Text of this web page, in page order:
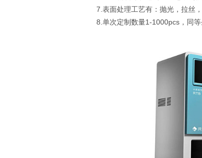
7.表面处理工艺有：抛光，拉丝
8.单次定制数量1-1000pcs，同等